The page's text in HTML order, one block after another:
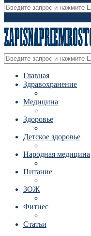
Главная
Здравохранение
Медицина
Здоровье
Детское здоровье
Народная медицина
Питание
ЗОЖ
Фитнес
Статьи